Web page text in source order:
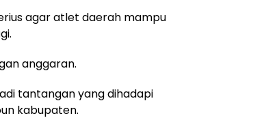
agar atlet daerah mampu
anggaran.
tantangan yang dihadapi
kabupaten.